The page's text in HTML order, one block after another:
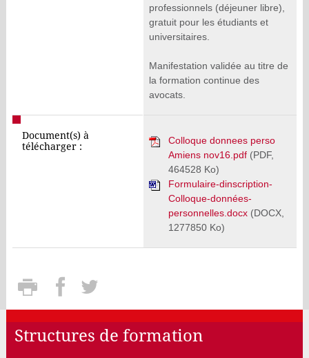
professionnels (déjeuner libre),
gratuit pour les étudiants et
universitaires.
Manifestation validée au titre de
la formation continue des
avocats.
Document(s) à
télécharger :
Colloque donnees perso
Amiens nov16.pdf (PDF,
464528 Ko)
Formulaire-dinscription-
Colloque-données-
personnelles.docx (DOCX,
1277850 Ko)
Structures de formation